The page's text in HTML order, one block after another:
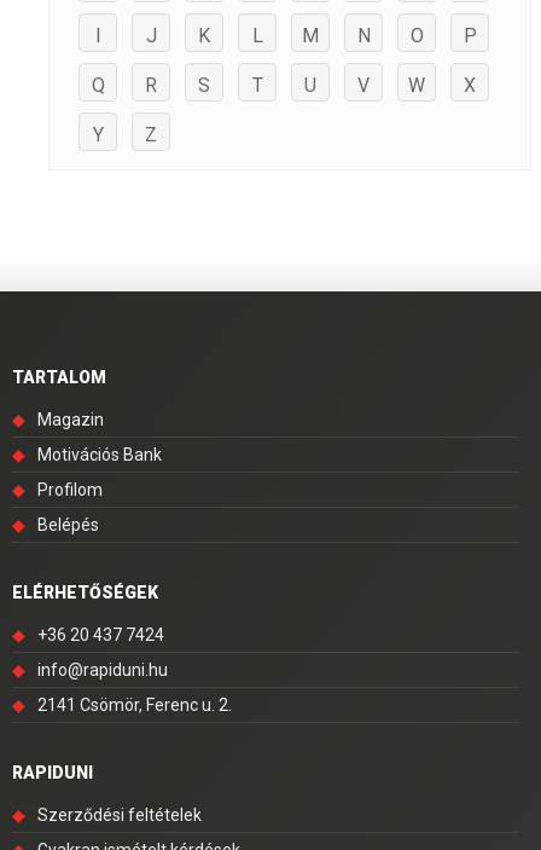
I J K L M N O P
Q R S T U V W X
Y Z
TARTALOM
◆
Magazin
◆
Motivációs Bank
◆
Profilom
◆
Belépés
ELÉRHETŐSÉGEK
◆
+36 20 437 7424
◆
info@rapiduni.hu
◆
2141 Csömör, Ferenc u. 2.
RAPIDUNI
◆
Szerződési feltételek